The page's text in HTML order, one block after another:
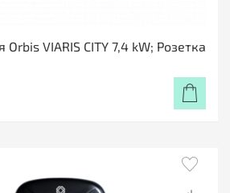
VIARIS CITY 7,4 kW; Розетка